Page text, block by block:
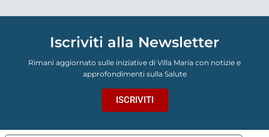
Iscriviti alla Newsletter
Rimani aggiornato sulle iniziative di Villa Maria con notizie e
approfondimenti sulla Salute
ISCRIVITI